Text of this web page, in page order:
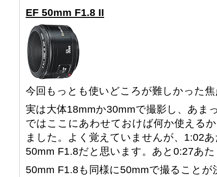
EF 50mm F1.8 II
今回もっとも使いどころが難しかった
実は大体18mmか30mmで撮影し、あま
ではここにあわせておけば何か使える
ました。よく覚えていませんが、1:02
50mm F1.8だと思います。あと0:27あ
50mm F1.8も同様に50mmで撮ること